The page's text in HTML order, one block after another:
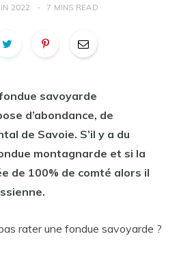
2022 7 MINS READ
savoyarde
d’abondance, de
de Savoie. S’il y a du
montagnarde et si la
de 100% de comté alors il
rater une fondue savoyarde ?